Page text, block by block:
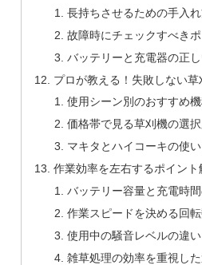
長持ちさせるための手入
故障時にチェックすべきポ
バッテリーと充電器の正
プロが教える！失敗しない草
使用シーン別のおすすめ
価格帯で見る草刈機の選
マキタとハイコーキの使
作業効率を左右するポイント
バッテリー容量と充電時
作業スピードを決める回
使用中の騒音レベルの違い
雑草処理の効率を重視し